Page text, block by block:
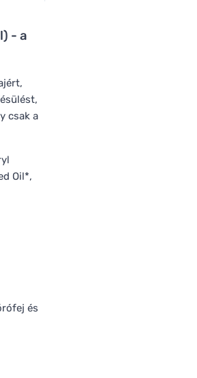
- a
csak a
Oil*,
és